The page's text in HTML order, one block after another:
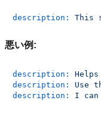
description: This
悪い例:
description: Helps
description:
Use
description:
I can